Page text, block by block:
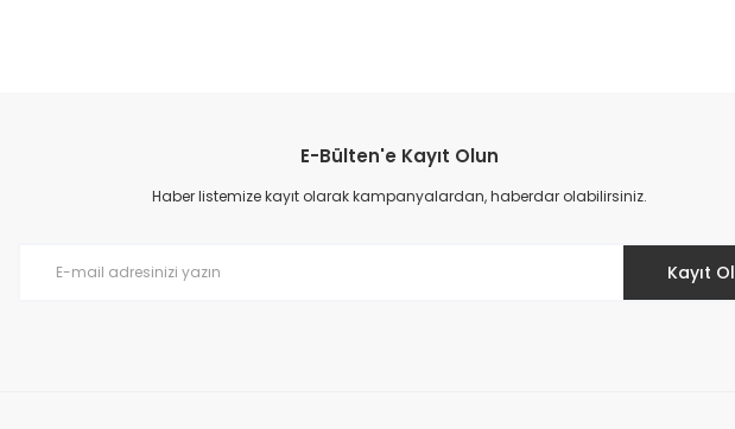
Ürün resmi kalitesiz, bozuk veya görüntülenemiyor.
Ürün açıklamasında eksik bilgiler bulunuyor.
E-Bülten'e Kayıt Olun
Haber listemize kayıt olarak kampanyalardan, haberdar olabilirsiniz.
Kayıt Ol